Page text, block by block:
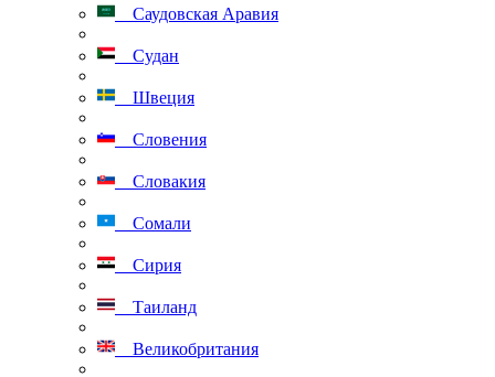
Саудовская Аравия
Судан
Швеция
Словения
Словакия
Сомали
Сирия
Таиланд
Великобритания